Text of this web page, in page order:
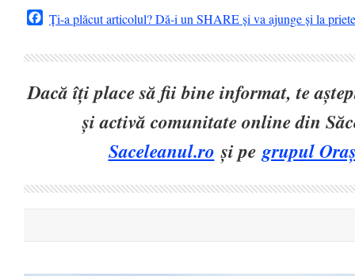
Facebook
Ți-a plăcut articolul? Dă-i un SHARE și va ajunge și la
Dacă îți place să fii bine informat, te
și activă comunitate online din
Saceleanul.ro și pegrupul